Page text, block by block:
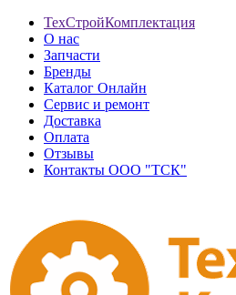
ТехСтройКомплектация
О нас
Запчасти
Бренды
Каталог Онлайн
Сервис и ремонт
Доставка
Оплата
Отзывы
Контакты ООО "ТСК"